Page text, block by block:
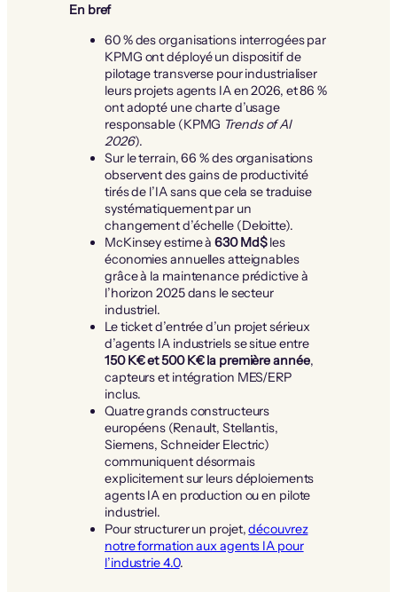
En bref
60 % des organisations interrogées par
KPMG ont déployé un dispositif de
pilotage transverse pour industrialiser
leurs projets agents IA en 2026, et 86 %
ont adopté une charte d’usage
responsable (KPMG Trends of AI
2026).
Sur le terrain, 66 % des organisations
observent des gains de productivité
tirés de l’IA sans que cela se traduise
systématiquement par un
changement d’échelle (Deloitte).
McKinsey estime à630 Md$les
économies annuelles atteignables
grâce à la maintenance prédictive à
l’horizon 2025 dans le secteur
industriel.
Le ticket d’entrée d’un projet sérieux
d’agents IA industriels se situe entre
150 K€ et 500 K€ la première année,
capteurs et intégration MES/ERP
inclus.
Quatre grands constructeurs
européens (Renault, Stellantis,
Siemens, Schneider Electric)
communiquent désormais
explicitement sur leurs déploiements
agents IA en production ou en pilote
industriel.
Pour structurer un projet,découvrez
notre formation aux agents IA pour
l’industrie 4.0.